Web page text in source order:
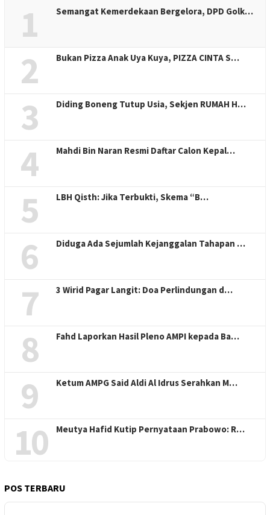
1 Semangat Kemerdekaan Bergelora, DPD Golk…
2 Bukan Pizza Anak Uya Kuya, PIZZA CINTA S…
3 Diding Boneng Tutup Usia, Sekjen RUMAH H…
4 Mahdi Bin Naran Resmi Daftar Calon Kepal…
5 LBH Qisth: Jika Terbukti, Skema “B…
6 Diduga Ada Sejumlah Kejanggalan Tahapan …
7 3 Wirid Pagar Langit: Doa Perlindungan d…
8 Fahd Laporkan Hasil Pleno AMPI kepada Ba…
9 Ketum AMPG Said Aldi Al Idrus Serahkan M…
10 Meutya Hafid Kutip Pernyataan Prabowo: R…
POS TERBARU